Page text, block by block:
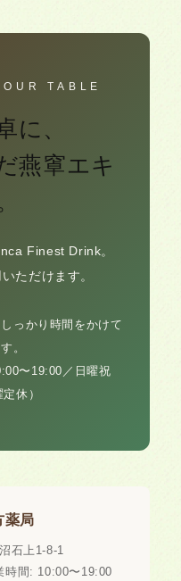
TABLE
に、
燕窧エキ
Finest Drink。
ただけます。
っかり時間をかけて
。
〜19:00／日曜祝
休）
薬局
石上1-8-1
時間: 10:00〜19:00